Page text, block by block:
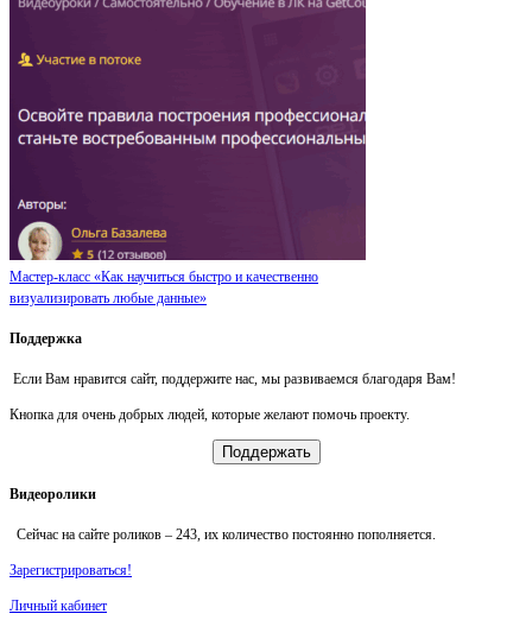
Мастер-класс «Как научиться быстро и качественно
визуализировать любые данные»
Поддержка
Если Вам нравится сайт, поддержите нас, мы развиваемся благодаря Вам!
Кнопка для очень добрых людей, которые желают помочь проекту.
Поддержать
Видеоролики
Сейчас на сайте роликов – 243 , их количество постоянно пополняется.
Зарегистрироваться!
Личный кабинет